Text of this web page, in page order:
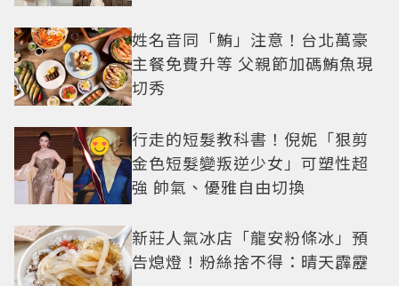
姓名音同「鮪」注意！台北萬豪
主餐免費升等 父親節加碼鮪魚現
切秀
行走的短髮教科書！倪妮「狠剪
金色短髮變叛逆少女」可塑性超
強 帥氣、優雅自由切換
新莊人氣冰店「龍安粉條冰」預
告熄燈！粉絲捨不得：晴天霹靂